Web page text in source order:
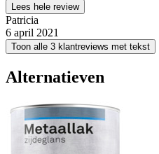
Lees hele review
Patricia
6 april 2021
Toon alle 3 klantreviews met tekst
Alternatieven